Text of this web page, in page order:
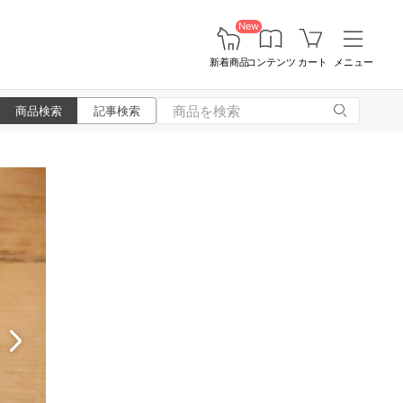
New
新着商品コンテンツ カート メニュー
商品検索 記事検索